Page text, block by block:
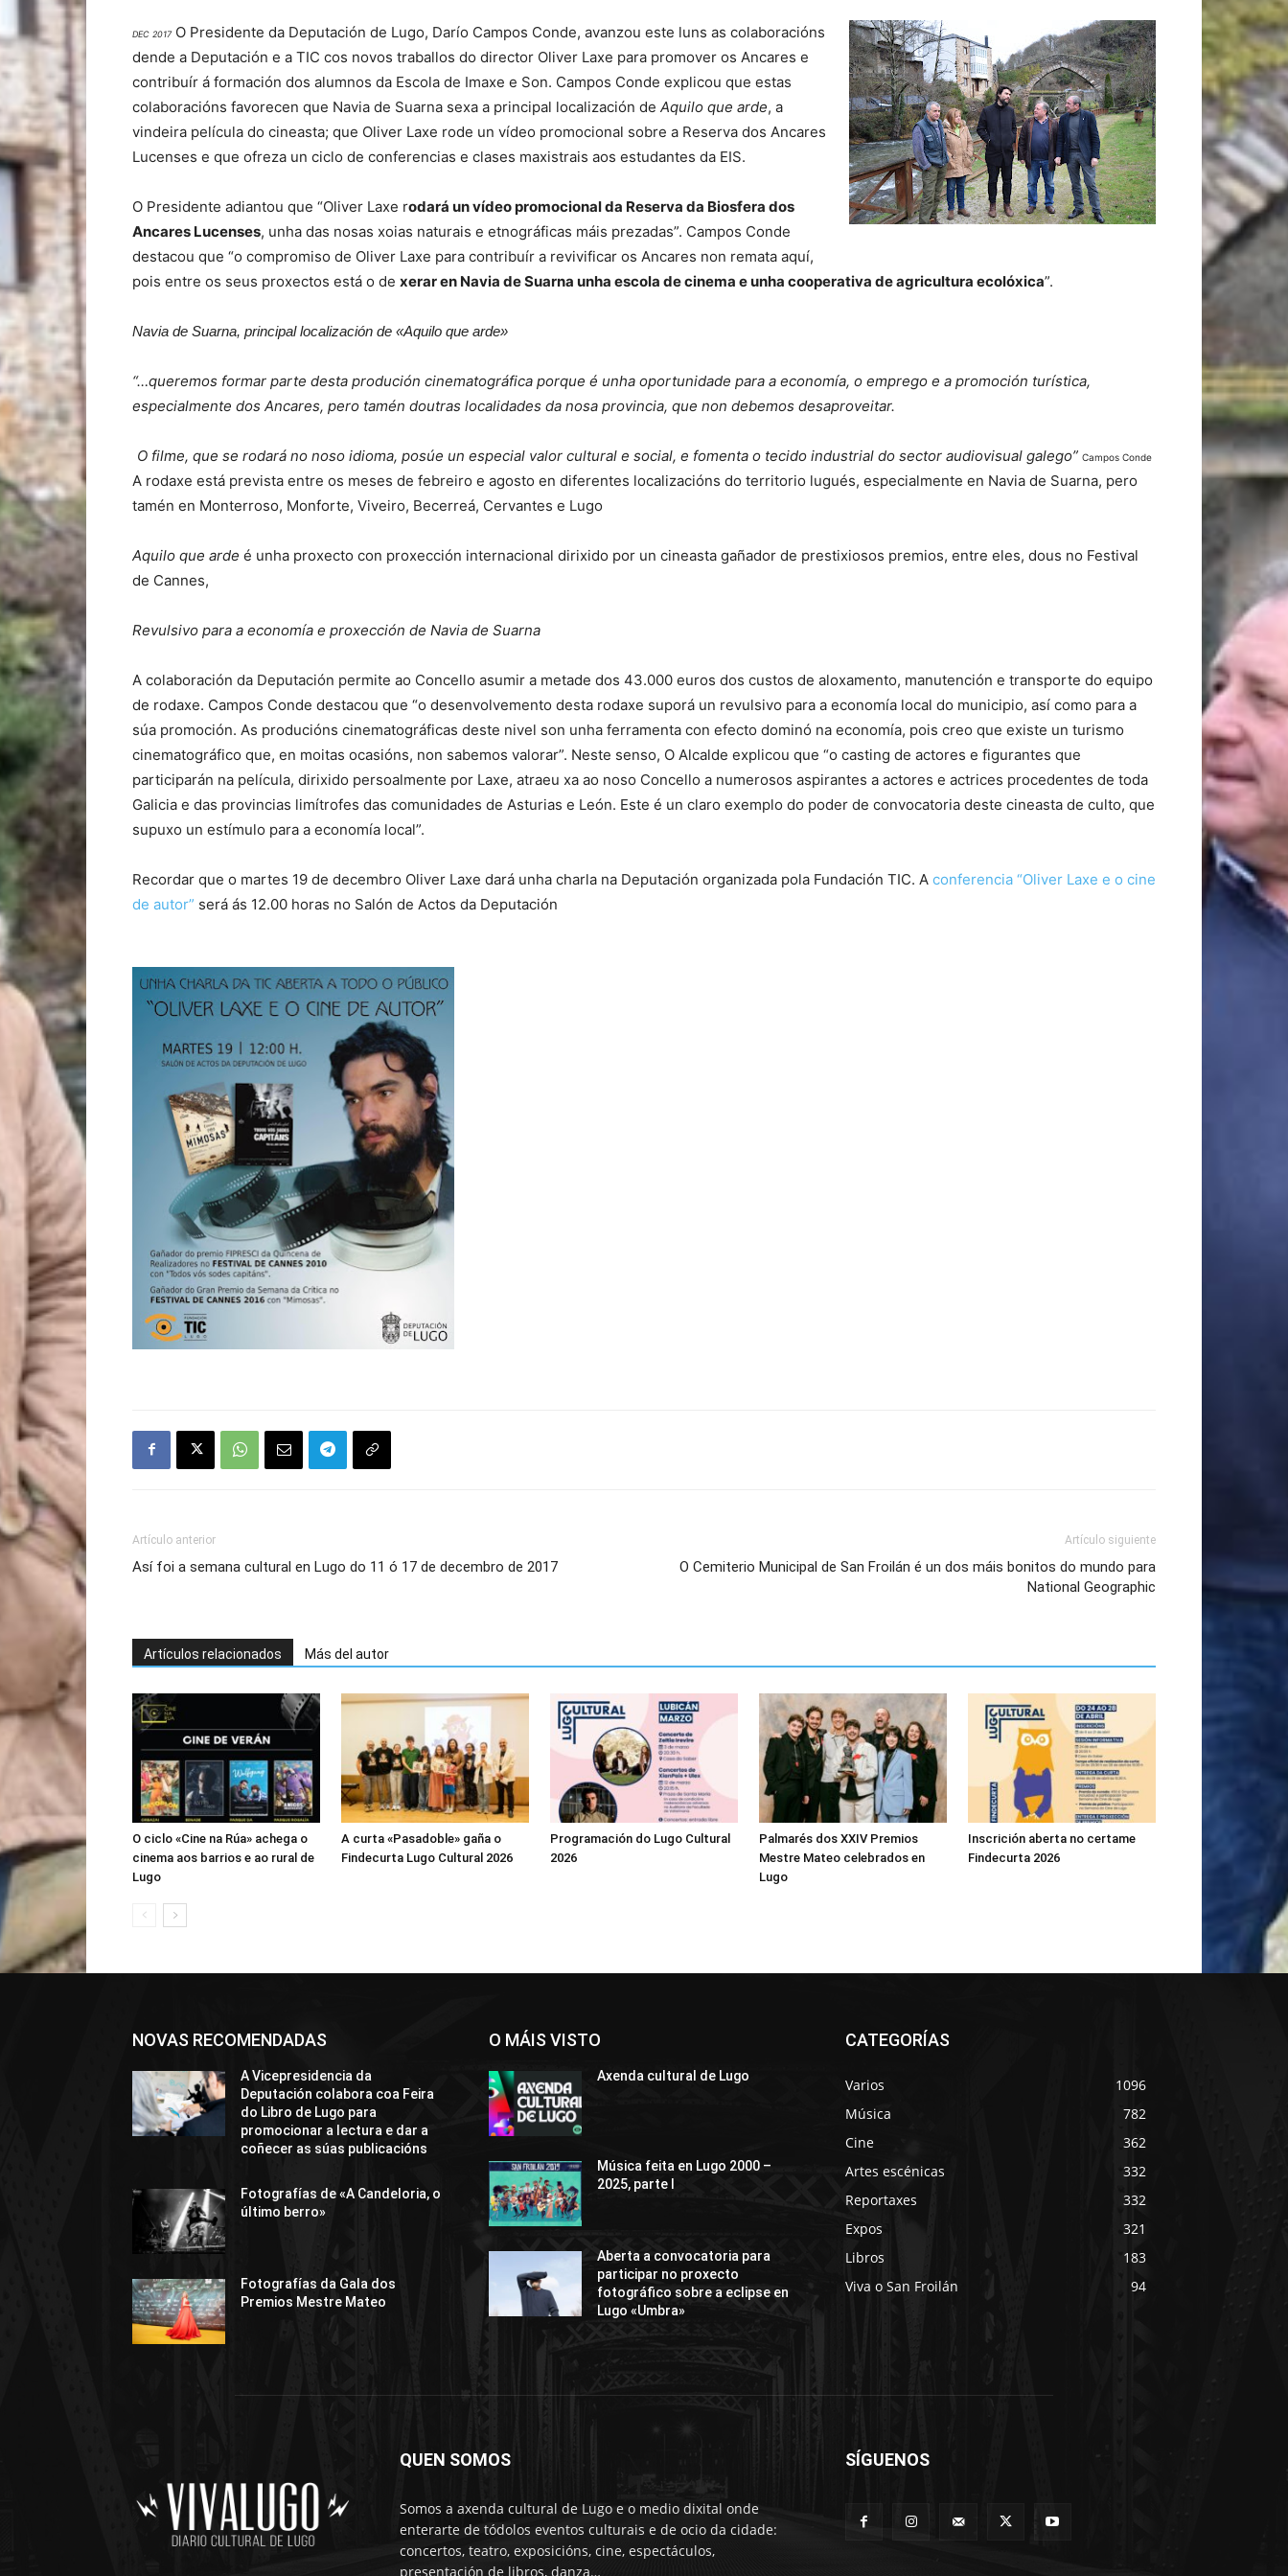
DEC 2017O Presidente da Deputación de Lugo, Darío Campos Conde, avanzou este luns as colaboracións
dende a Deputación e a TIC cos novos traballos do director Oliver Laxe para promover os Ancares e
contribuír á formación dos alumnos da Escola de Imaxe e Son. Campos Conde explicou que estas
colaboracións favorecen que Navia de Suarna sexa a principal localización de Aquilo que arde, a
vindeira película do cineasta; que Oliver Laxe rode un vídeo promocional sobre a Reserva dos Ancares
Lucenses e que ofreza un ciclo de conferencias e clases maxistrais aos estudantes da EIS.
O Presidente adiantou que “Oliver Laxe rodará un vídeo promocional da Reserva da Biosfera dos
Ancares Lucenses, unha das nosas xoias naturais e etnográficas máis prezadas”. Campos Conde
destacou que “o compromiso de Oliver Laxe para contribuír a revivificar os Ancares non remata aquí,
pois entre os seus proxectos está o de xerar en Navia de Suarna unha escola de cinema e unha cooperativa de agricultura ecolóxica”.
Navia de Suarna, principal localización de «Aquilo que arde»
“…queremos formar parte desta produción cinematográfica porque é unha oportunidade para a economía, o emprego e a promoción turística,
especialmente dos Ancares, pero tamén doutras localidades da nosa provincia, que non debemos desaproveitar.
O filme, que se rodará no noso idioma, posúe un especial valor cultural e social, e fomenta o tecido industrial do sector audiovisual galego” Campos Conde
A rodaxe está prevista entre os meses de febreiro e agosto en diferentes localizacións do territorio lugués, especialmente en Navia de Suarna, pero
tamén en Monterroso, Monforte, Viveiro, Becerreá, Cervantes e Lugo
Aquilo que arde é unha proxecto con proxección internacional dirixido por un cineasta gañador de prestixiosos premios, entre eles, dous no Festival
de Cannes,
Revulsivo para a economía e proxección de Navia de Suarna
A colaboración da Deputación permite ao Concello asumir a metade dos 43.000 euros dos custos de aloxamento, manutención e transporte do equipo
de rodaxe. Campos Conde destacou que “o desenvolvemento desta rodaxe suporá un revulsivo para a economía local do municipio, así como para a
súa promoción. As producións cinematográficas deste nivel son unha ferramenta con efecto dominó na economía, pois creo que existe un turismo
cinematográfico que, en moitas ocasións, non sabemos valorar”. Neste senso, O Alcalde explicou que “o casting de actores e figurantes que
participarán na película, dirixido persoalmente por Laxe, atraeu xa ao noso Concello a numerosos aspirantes a actores e actrices procedentes de toda
Galicia e das provincias limítrofes das comunidades de Asturias e León. Este é un claro exemplo do poder de convocatoria deste cineasta de culto, que
supuxo un estímulo para a economía local”.
Recordar que o martes 19 de decembro Oliver Laxe dará unha charla na Deputación organizada pola Fundación TIC. A conferencia “Oliver Laxe e o cine
de autor” será ás 12.00 horas no Salón de Actos da Deputación
Artículo anterior
Así foi a semana cultural en Lugo do 11 ó 17 de decembro de 2017
Artículo siguiente
O Cemiterio Municipal de San Froilán é un dos máis bonitos do mundo para
National Geographic
Artículos relacionados Más del autor
O ciclo «Cine na Rúa» achega o
cinema aos barrios e ao rural de
Lugo
A curta «Pasadoble» gaña o
Findecurta Lugo Cultural 2026
Programación do Lugo Cultural
2026
Palmarés dos XXIV Premios
Mestre Mateo celebrados en
Lugo
Inscrición aberta no certame
Findecurta 2026
NOVAS RECOMENDADAS
A Vicepresidencia da
Deputación colabora coa Feira
do Libro de Lugo para
promocionar a lectura e dar a
coñecer as súas publicacións
Fotografías de «A Candeloria, o
último berro»
Fotografías da Gala dos
Premios Mestre Mateo
O MÁIS VISTO
Axenda cultural de Lugo
Música feita en Lugo 2000 –
2025, parte I
Aberta a convocatoria para
participar no proxecto
fotográfico sobre a eclipse en
Lugo «Umbra»
CATEGORÍAS
Varios
1096
Música
782
Cine
362
Artes escénicas
332
Reportaxes
332
Expos
321
Libros
183
Viva o San Froilán
94
QUEN SOMOS
Somos a axenda cultural de Lugo e o medio dixital onde
enterarte de tódolos eventos culturais e de ocio da cidade:
concertos, teatro, exposicións, cine, espectáculos,
presentación de libros, danza…
SÍGUENOS